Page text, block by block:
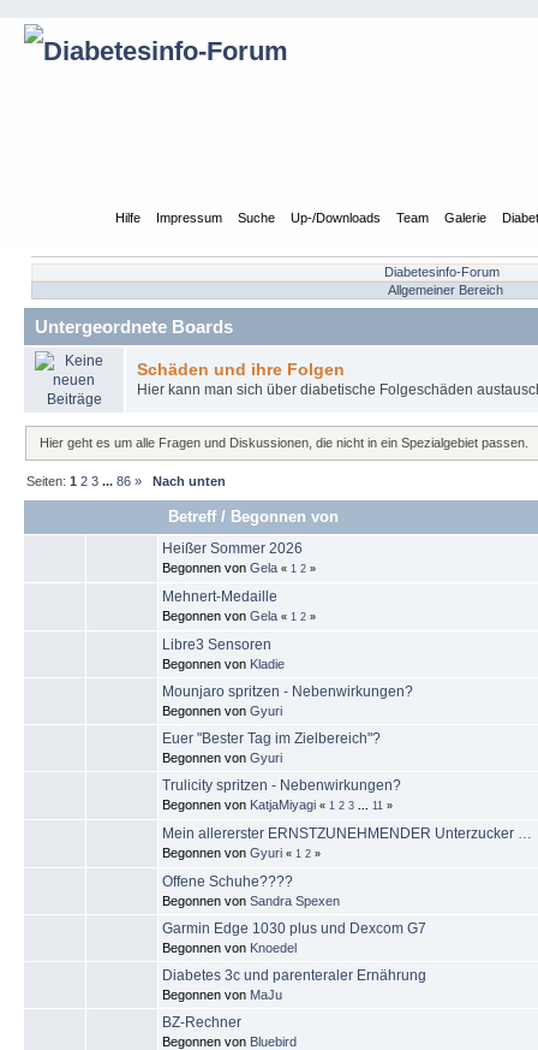
Hilfe Impressum Suche Up-/Downloads Team Galerie
Diabetesinfo-Forum
Allgemeiner Bereich
Untergeordnete Boards
Schäden und ihre Folgen
Hier kann man sich über diabetische Folgeschäden
Hier geht es um alle Fragen und Diskussionen, die nicht in ein Spezialgebiet passen.
Seiten:1 2 3 ...86 » Nach unten
Betreff/ Begonnen von
Heißer Sommer 2026
Begonnen von Gela « 1 2 »
Mehnert-Medaille
Begonnen von Gela « 1 2 »
Libre3 Sensoren
Begonnen von Kladie
Mounjaro spritzen - Nebenwirkungen?
Begonnen von Gyuri
Euer "Bester Tag im Zielbereich"?
Begonnen von Gyuri
Trulicity spritzen - Nebenwirkungen?
Begonnen von KatjaMiyagi « 1 2 3 11 »
Mein allererster ERNSTZUNEHMENDER Unterzucker …
Begonnen von Gyuri « 1 2 »
Offene Schuhe????
Begonnen von Sandra Spexen
Garmin Edge 1030 plus und Dexcom G7
Begonnen von Knoedel
Diabetes 3c und parenteraler Ernährung
Begonnen von MaJu
BZ-Rechner
Begonnen von Bluebird